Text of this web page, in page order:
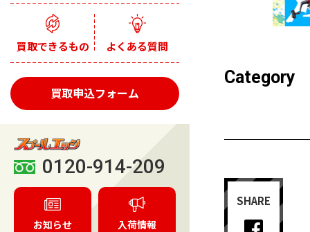
買取できるもの よくある質問
買取申込フォーム
0120-914-209
お知らせ 入荷情報
Category
SHARE